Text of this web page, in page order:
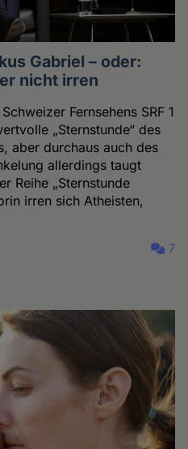
Gabriel – oder:
nicht irren
Fernsehens SRF 1
„Sternstunde“ des
aber durchaus auch des
allerdings taugt
Reihe „Sternstunde
irren sich Atheisten,
7